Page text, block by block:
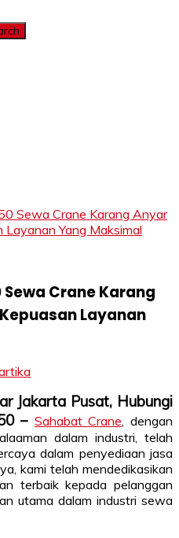
Sewa Crane Karang Anyar
Layanan Yang Maksimal
Sewa Crane Karang
Layanan
Jakarta Pusat, Hubungi
– Sahabat Crane, dengan
dalam industri, telah
dalam penyediaan jasa
kami telah mendedikasikan
terbaik kepada pelanggan
utama dalam industri sewa